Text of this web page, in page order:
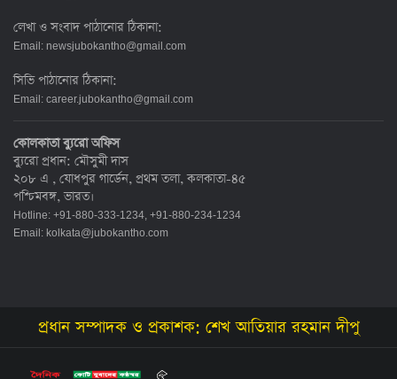
লেখা ও সংবাদ পাঠানোর ঠিকানা:
Email: newsjubokantho@gmail.com
সিভি পাঠানোর ঠিকানা:
Email: career.jubokantho@gmail.com
কোলকাতা ব্যুরো অফিস
ব্যুরো প্রধান: মৌসুমী দাস
২০৮ এ , যোধপুর গার্ডেন, প্রথম তলা, কলকাতা-৪৫
পশ্চিমবঙ্গ, ভারত।
Hotline: +91-880-333-1234, +91-880-234-1234
Email: kolkata@jubokantho.com
প্রধান সম্পাদক ও প্রকাশক: শেখ আতিয়ার রহমান দীপু